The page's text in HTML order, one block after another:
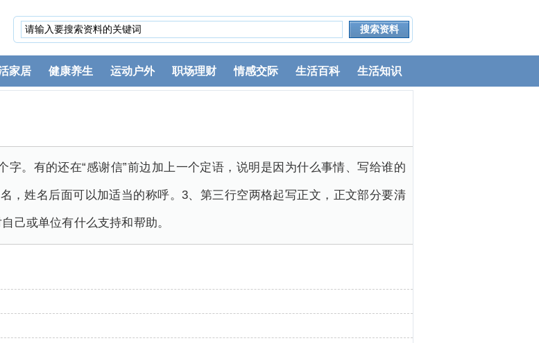
家居 健康养生 运动户外 职场理财 情感交际 生活百科 生活知识
字。有的还在“感谢信”前边加上一个定语，说明是因为什么事情、写给谁的
，姓名后面可以加适当的称呼。3、第三行空两格起写正文，正文部分要清
己或单位有什么支持和帮助。